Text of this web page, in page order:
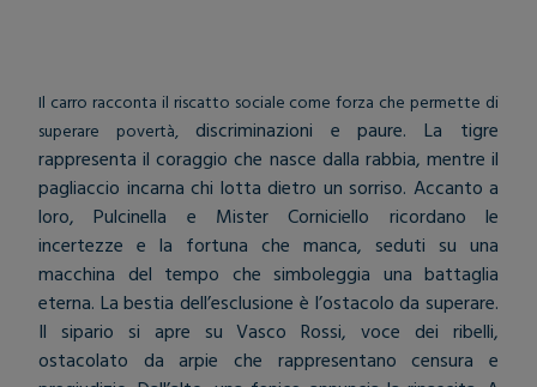
Il carro racconta il riscatto sociale come forza che permette di
superare povertà, discriminazioni e paure. La tigre
rappresenta il coraggio che nasce dalla rabbia, mentre il
pagliaccio incarna chi lotta dietro un sorriso. Accanto a
loro, Pulcinella e Mister Corniciello ricordano le
incertezze e la fortuna che manca, seduti su una
macchina del tempo che simboleggia una battaglia
eterna. La bestia dell’esclusione è l’ostacolo da superare.
Il sipario si apre su Vasco Rossi, voce dei ribelli,
ostacolato da arpie che rappresentano censura e